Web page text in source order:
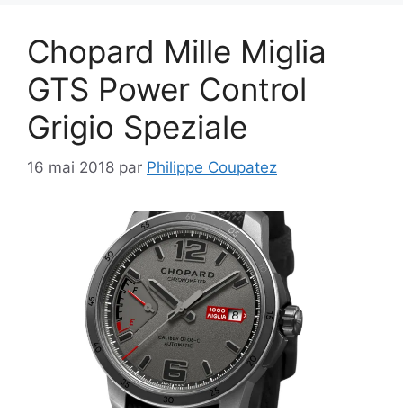
Chopard Mille Miglia
GTS Power Control
Grigio Speziale
16 mai 2018 par Philippe Coupatez